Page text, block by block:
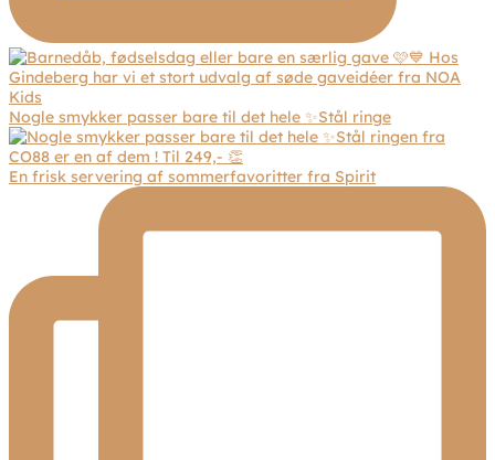
Nogle smykker passer bare til det hele ✨Stål ringe
En frisk servering af sommerfavoritter fra Spirit